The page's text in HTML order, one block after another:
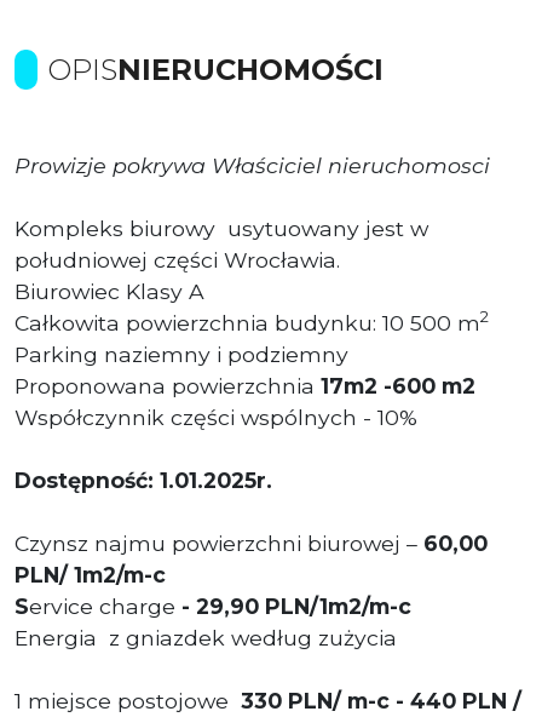
OPISNIERUCHOMOŚCI
Prowizje pokrywa Właściciel nieruchomosci
Kompleks biurowy usytuowany jest w
południowej części Wrocławia.
Biurowiec Klasy A
Całkowita powierzchnia budynku: 10 500 m2
Parking naziemny i podziemny
Proponowana powierzchnia 17m2 -600 m2
Współczynnik części wspólnych - 10%
Dostępność: 1.01.2025r.
Czynsz najmu powierzchni biurowej – 60,00
PLN/ 1m2/m-c
Service charge - 29,90 PLN/1m2/m-c
Energia z gniazdek według zużycia
1 miejsce postojowe 330 PLN/ m-c - 440 PLN /